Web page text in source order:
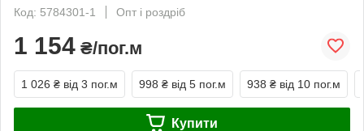
Код: 5784301-1
Опт і роздріб
1 154 ₴/пог.м
1 026 ₴ від 3 пог.м 998 ₴ від 5 пог.м 938 ₴ від 10 пог.м
Купити